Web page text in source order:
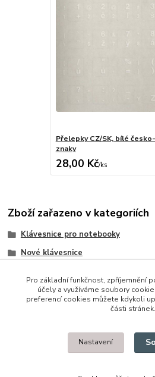
Přelepky CZ/SK, bílé
znaky
28,00 Kč/ks
Zboží zařazeno v kategoriích
Klávesnice pro notebooky
Nové klávesnice
© 2014 - 2025 Díly pro notebooky
Upravit sběr
Pro základní funkčnost, zpříjemnění
účely a využíváme soubory
preferencí cookies můžete kdykoli
části stránek.
Nastavení